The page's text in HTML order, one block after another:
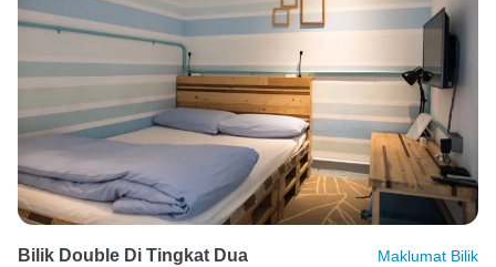
Bilik Double Di Tingkat Dua Maklumat Bilik